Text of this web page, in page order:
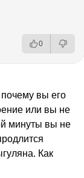
0
вы его
или вы не
минуты вы не
Как